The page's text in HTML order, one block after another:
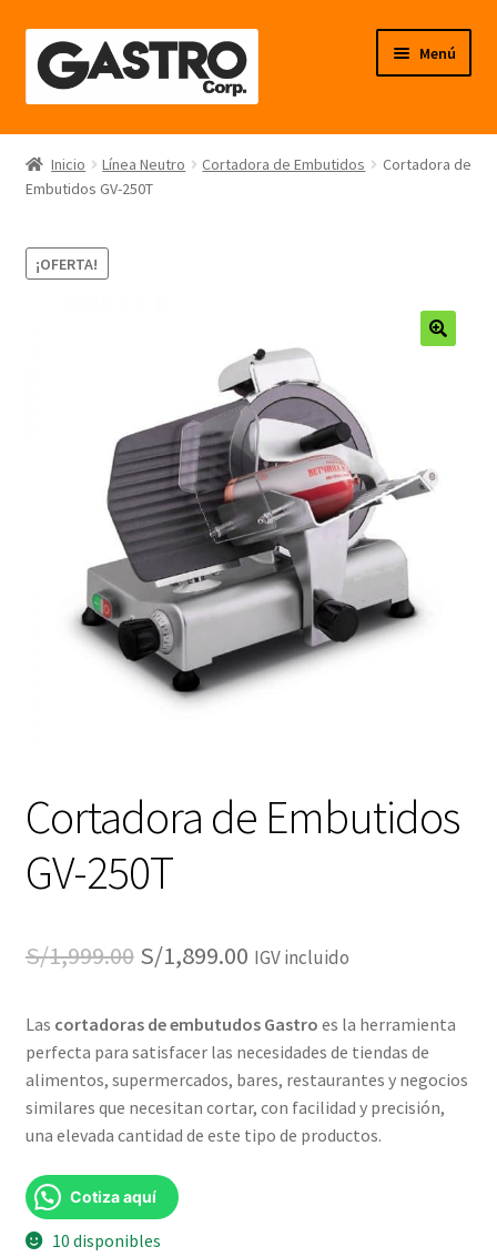
al
contenido
Menú
Línea Frío
Línea Calor
Línea Neutro
Línea Carpintería Metálica
Línea Fibra de Vidrio
Inicio Línea Neutro Cortadora de Embutidos
Cortadora de
Embutidos GV-250T
¡OFERTA!
Cortadora de Embutidos
GV-250T
S/1,999.00 El
original
era:
S/1,999.00.
S/1,899.00El
actual
es:
S/1,899.00.
IGV incluido
Las cortadoras de embutudos Gastro es la herramienta
perfecta para satisfacer las necesidades de tiendas de
alimentos, supermercados, bares, restaurantes y negocios
similares que necesitan cortar, con facilidad y precisión,
una elevada cantidad de este tipo de productos.
Cotiza aquí
10 disponibles